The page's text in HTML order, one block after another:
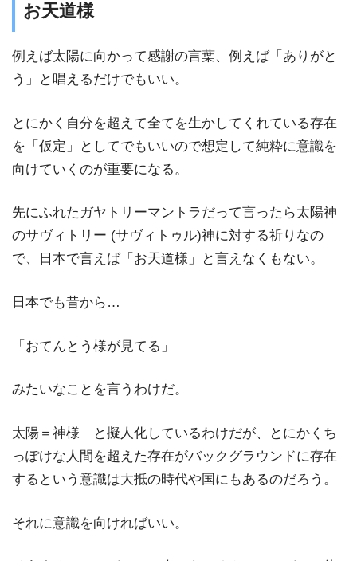
お天道様
例えば太陽に向かって感謝の言葉、例えば「ありがと
う」と唱えるだけでもいい。
とにかく自分を超えて全てを生かしてくれている存在
を「仮定」としてでもいいので想定して純粋に意識を
向けていくのが重要になる。
先にふれたガヤトリーマントラだって言ったら太陽神
のサヴィトリー (サヴィトゥル)神に対する祈りなの
で、日本で言えば「お天道様」と言えなくもない。
日本でも昔から…
「おてんとう様が見てる」
みたいなことを言うわけだ。
太陽＝神様 と擬人化しているわけだが、とにかくち
っぽけな人間を超えた存在がバックグラウンドに存在
するという意識は大抵の時代や国にもあるのだろう。
それに意識を向ければいい。